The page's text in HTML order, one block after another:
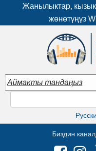
Жанылыктар,
жөнөтүңүз
Биздин